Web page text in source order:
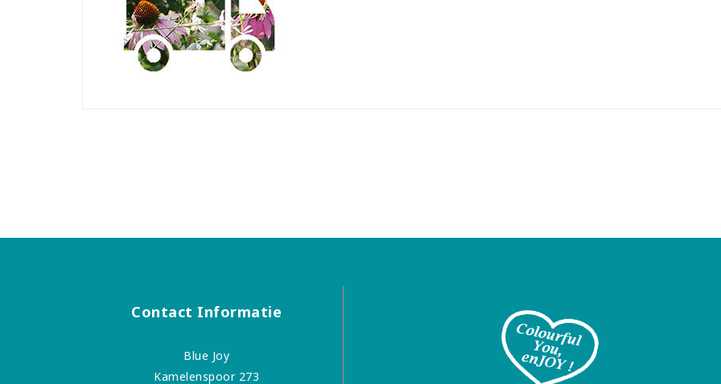
Contact Informatie
Blue Joy
Kamelenspoor 273